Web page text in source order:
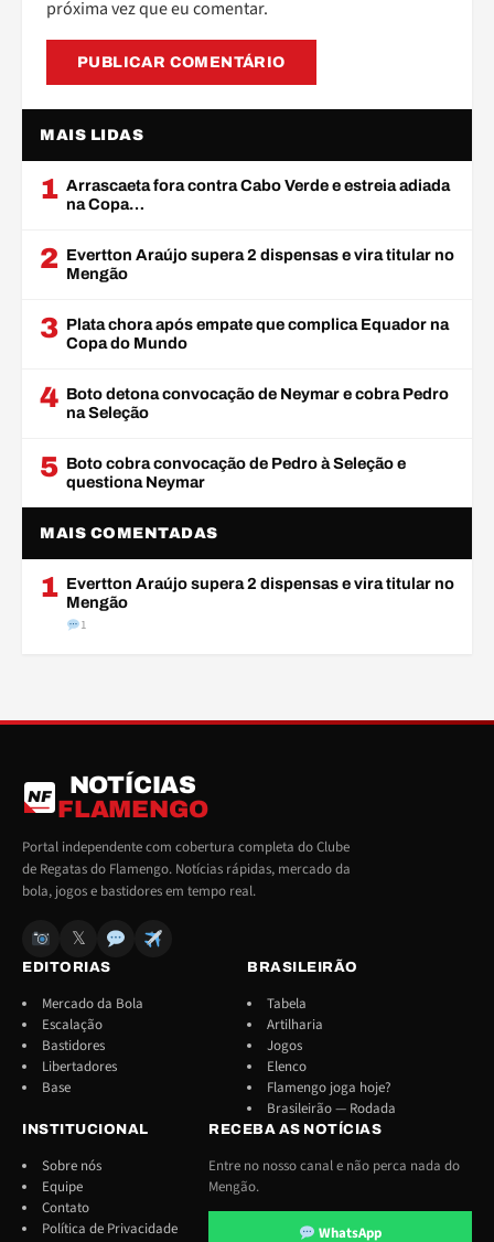
próxima vez que eu comentar.
MAIS LIDAS
1 Arrascaeta fora contra Cabo Verde e estreia adiada
na Copa…
2 Evertton Araújo supera 2 dispensas e vira titular no
Mengão
3 Plata chora após empate que complica Equador na
Copa do Mundo
4 Boto detona convocação de Neymar e cobra Pedro
na Seleção
5 Boto cobra convocação de Pedro à Seleção e
questiona Neymar
MAIS COMENTADAS
1 Evertton Araújo supera 2 dispensas e vira titular no
Mengão
1
NF
NOTÍCIAS
FLAMENGO
Portal independente com cobertura completa do Clube
de Regatas do Flamengo. Notícias rápidas, mercado da
bola, jogos e bastidores em tempo real.
𝕏
EDITORIAS
Mercado da Bola
Escalação
Bastidores
Libertadores
Base
BRASILEIRÃO
Tabela
Artilharia
Jogos
Elenco
Flamengo joga hoje?
Brasileirão — Rodada
INSTITUCIONAL
Sobre nós
Equipe
Contato
Política de Privacidade
RECEBA AS NOTÍCIAS
Entre no nosso canal e não perca nada do
Mengão.
WhatsApp